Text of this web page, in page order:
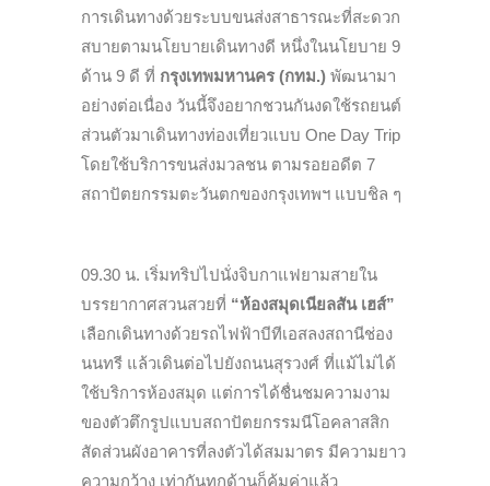
การเดินทางด้วยระบบขนส่งสาธารณะที่สะดวก
สบายตามนโยบายเดินทางดี หนึ่งในนโยบาย 9
ด้าน 9 ดี ที่ กรุงเทพมหานคร (กทม.) พัฒนามา
อย่างต่อเนื่อง วันนี้จึงอยากชวนกันงดใช้รถยนต์
ส่วนตัวมาเดินทางท่องเที่ยวแบบ One Day Trip
โดยใช้บริการขนส่งมวลชน ตามรอยอดีต 7
สถาปัตยกรรมตะวันตกของกรุงเทพฯ แบบชิล ๆ
09.30 น. เริ่มทริปไปนั่งจิบกาแฟยามสายใน
บรรยากาศสวนสวยที่ “ห้องสมุดเนียลสัน เฮส์”
เลือกเดินทางด้วยรถไฟฟ้าบีทีเอสลงสถานีช่อง
นนทรี แล้วเดินต่อไปยังถนนสุรวงศ์ ที่แม้ไม่ได้
ใช้บริการห้องสมุด แต่การได้ชื่นชมความงาม
ของตัวตึกรูปแบบสถาปัตยกรรมนีโอคลาสสิก
สัดส่วนผังอาคารที่ลงตัวได้สมมาตร มีความยาว
ความกว้าง เท่ากันทุกด้านก็คุ้มค่าแล้ว